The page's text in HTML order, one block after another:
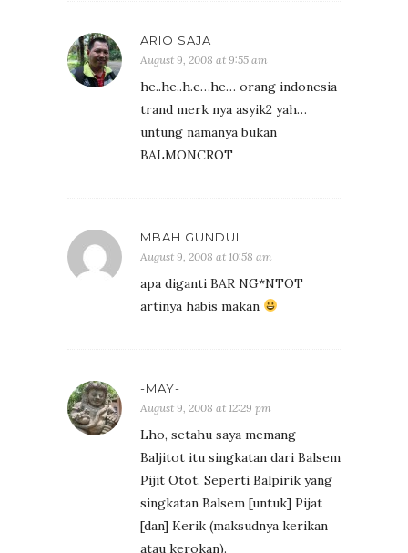
ARIO SAJA
August 9, 2008 at 9:55 am
he..he..h.e…he… orang indonesia
trand merk nya asyik2 yah…
untung namanya bukan
BALMONCROT
MBAH GUNDUL
August 9, 2008 at 10:58 am
apa diganti BAR NG*NTOT
artinya habis makan
-MAY-
August 9, 2008 at 12:29 pm
Lho, setahu saya memang
Baljitot itu singkatan dari Balsem
Pijit Otot. Seperti Balpirik yang
singkatan Balsem [untuk] Pijat
[dan] Kerik (maksudnya kerikan
atau kerokan).